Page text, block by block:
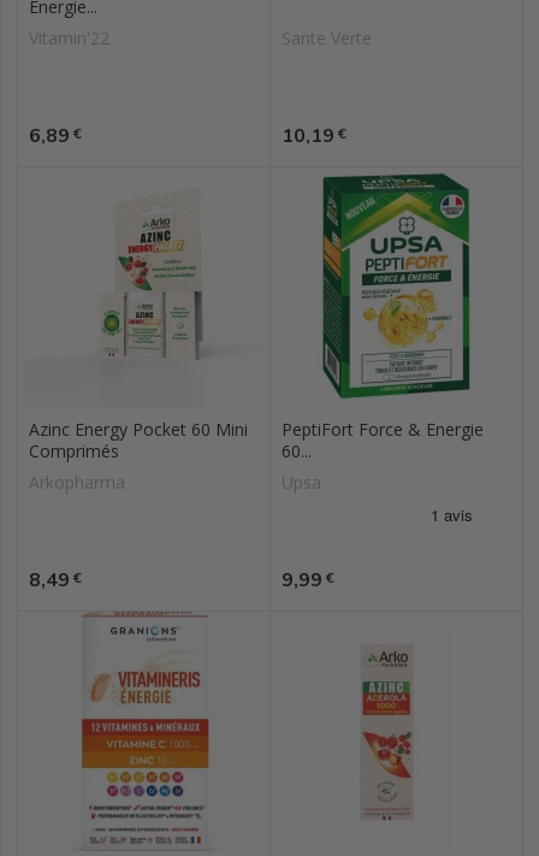
Energie...
Vitamin'22
Prix
6,89 €
Sante Verte
Prix
10,19 €
Azinc Energy Pocket 60 Mini
Comprimés
Arkopharma
Prix
8,49 €
PeptiFort Force & Energie
60...
Upsa
Prix
9,99 €